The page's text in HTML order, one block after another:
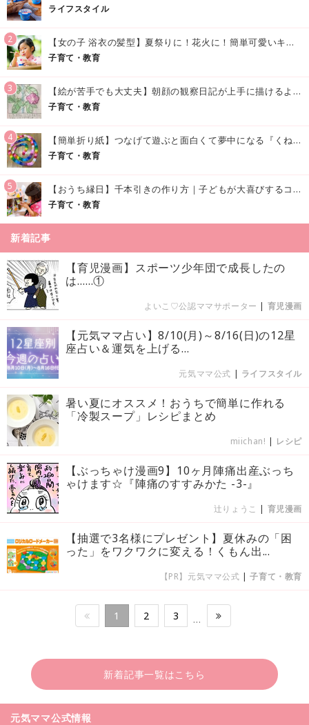
ライフスタイル
2 【女の子 浴衣の髪型】夏祭りに！花火に！簡単可愛いキッズの浴衣ヘアアレンジまとめ
子育て・教育
3 【絵が苦手でも大丈夫】朝顔の観察日記が上手に描けるようになる方法｜イラスト付き
子育て・教育
4 【簡単折り紙】つなげて遊ぶと面白くて夢中になる『くねくねへびさんの作り方』
子育て・教育
5 【おうち縁日】千本引きの作り方｜子どもが大喜びするコツやアイデア♪
子育て・教育
新着記事
【育児漫画】スポーツ少年団で成長したの
は……①
よいこ♡公認ママサポーター | 育児漫画
【元気ママ占い】8/10(月)～8/16(日)の12星
座占い＆運気を上げる...
元気ママ公式 | ライフスタイル
暑い夏にオススメ！おうちで簡単に作れる
「冷製スープ」レシピまとめ
miichan! | レシピ
【ぶっちゃけ漫画9】10ヶ月陣痛出産ぶっち
ゃけます☆『陣痛のすすみかた -3-』
辻りょうこ | 育児漫画
【抽選で3名様にプレゼント】夏休みの「困
った」をワクワクに変える！くもん出...
【PR】元気ママ公式 |子育て・教育
1 2 3 …
新着記事一覧はこちら
元気ママ公式情報